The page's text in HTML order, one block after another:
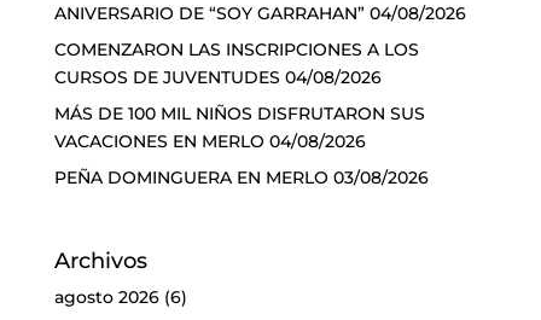
ANIVERSARIO DE “SOY GARRAHAN” 04/08/2026
COMENZARON LAS INSCRIPCIONES A LOS
CURSOS DE JUVENTUDES 04/08/2026
MÁS DE 100 MIL NIÑOS DISFRUTARON SUS
VACACIONES EN MERLO 04/08/2026
PEÑA DOMINGUERA EN MERLO 03/08/2026
Archivos
agosto 2026(6)